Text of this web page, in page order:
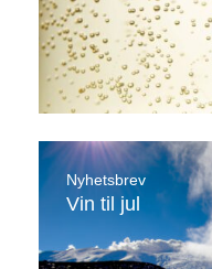
Nyhetsbrev
Vin til jul